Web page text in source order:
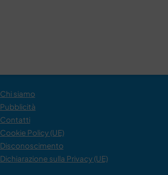
Chi siamo
Pubblicità
Contatti
Cookie Policy (UE)
Disconoscimento
Dichiarazione sulla Privacy (UE)